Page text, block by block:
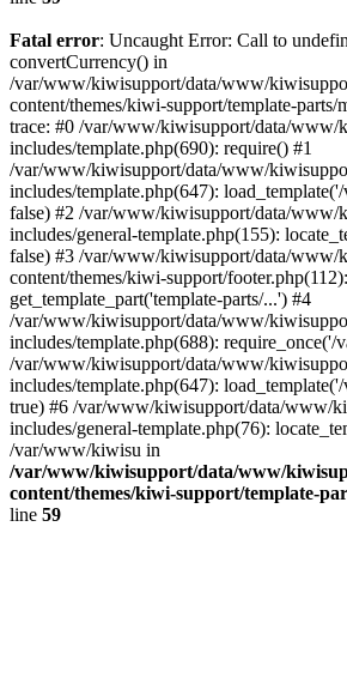
Fatal error: Uncaught Error: Call to
convertCurrency() in
/var/www/kiwisupport/data/www/
content/themes/kiwi-support/template-parts/
trace: #0 /var/www/kiwisupport/data/www/
includes/template.php(690): require() #1
/var/www/kiwisupport/data/www/
includes/template.php(647):
false) #2 /var/www/kiwisupport/data/www/
includes/general-template.php(155):
false) #3 /var/www/kiwisupport/data/www/
content/themes/kiwi-support/footer.php(112):
get_template_part('template-parts/...') #4
/var/www/kiwisupport/data/www/
includes/template.php(688):
/var/www/kiwisupport/data/www/
includes/template.php(647):
true) #6 /var/www/kiwisupport/data/www/
includes/general-template.php(76):
/var/www/kiwisu in
/var/www/kiwisupport/data/www/
content/themes/kiwi-support/template-
line 59